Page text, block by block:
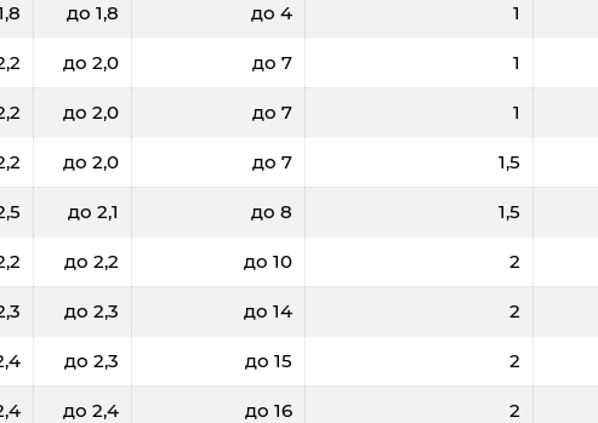
до 1,8 до 4 1
до 2,0 до 7 1
до 2,0 до 7 1
до 2,0 до 7 1,5
до 2,1 до 8 1,5
до 2,2 до 10 2
до 2,3 до 14 2
до 2,3 до 15 2
до 2,4 до 16 2